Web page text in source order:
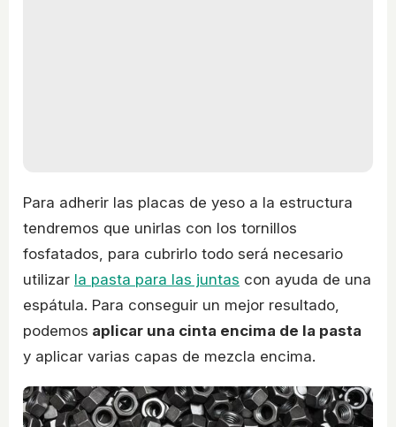
Para adherir las placas de yeso a la estructura
tendremos que unirlas con los tornillos
fosfatados, para cubrirlo todo será necesario
utilizar la pasta para las juntas con ayuda de una
espátula. Para conseguir un mejor resultado,
podemos aplicar una cinta encima de la pasta
y aplicar varias capas de mezcla encima.